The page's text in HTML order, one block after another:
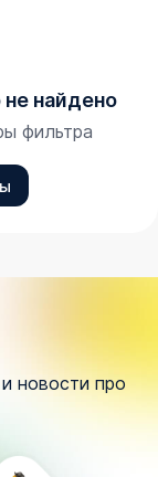
не найдено
фильтра
новости про